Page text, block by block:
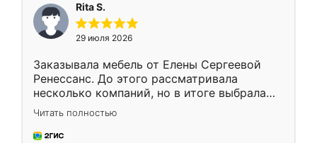
Rita S.
29 июля 2026
Заказывала мебель от Елены Сергеевой
Ренессанс. До этого рассматривала
несколько компаний, но в итоге выбрала
эту. Сначала обговорили условия, потом
приехал замерщик, всё спокойно объяснил
и снял размеры. Изготовили в срок, с
Читать полностью